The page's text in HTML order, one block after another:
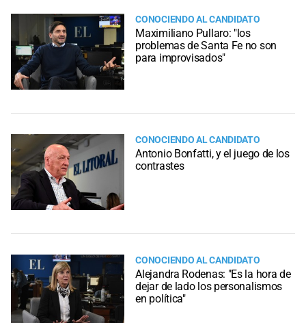
CONOCIENDO AL CANDIDATO
Maximiliano Pullaro: "los
problemas de Santa Fe no son
para improvisados"
CONOCIENDO AL CANDIDATO
Antonio Bonfatti, y el juego de los
contrastes
CONOCIENDO AL CANDIDATO
Alejandra Rodenas: "Es la hora de
dejar de lado los personalismos
en política"